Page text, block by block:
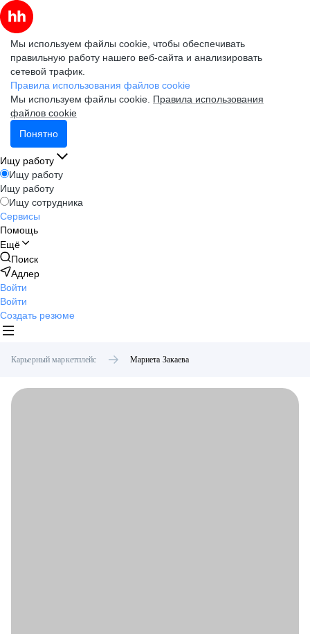
Мы используем файлы cookie, чтобы обеспечивать
правильную работу нашего веб-сайта и анализировать
сетевой трафик.
Правила использования файлов cookie
Мы используем файлы cookie. Правила использования
файлов cookie
Понятно
Ищу работу
Ищу работу
Ищу работу
Ищу сотрудника
Сервисы
Помощь
Ещё
Поиск
Адлер
Войти
Войти
Создать резюме
Карьерный маркетплейс Мариета Закаева